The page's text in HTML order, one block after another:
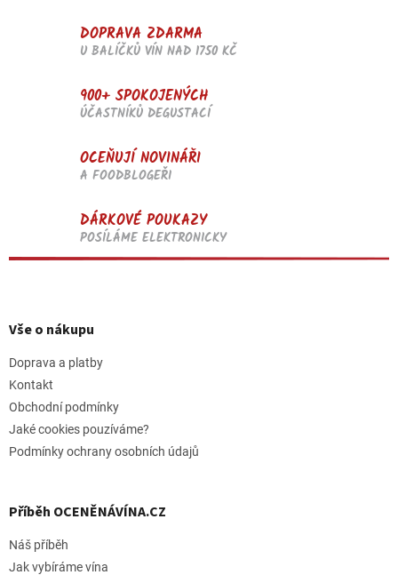
DOPRAVA ZDARMA
U BALÍČKŮ VÍN NAD 1750 KČ
900+ SPOKOJENÝCH
ÚČASTNÍKŮ DEGUSTACÍ
OCEŇUJÍ NOVINÁŘI
A FOODBLOGEŘI
DÁRKOVÉ POUKAZY
POSÍLÁME ELEKTRONICKY
pVše o nákupu
Doprava a platby
Kontakt
Obchodní podmínky
Jaké cookies pouzíváme?
Podmínky ochrany osobních údajů
Příběh OCENĚNÁVÍNA.CZ
Náš příběh
Jak vybíráme vína